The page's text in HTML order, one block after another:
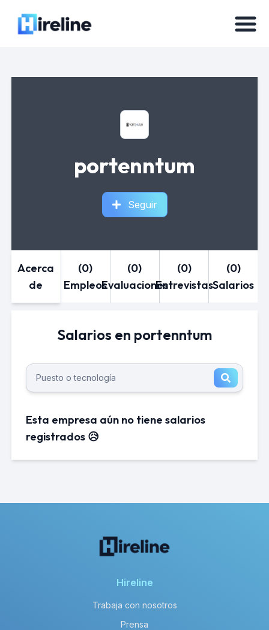
portenntum
Seguir
Acerca
de
(0)
Empleos
(0)
Evaluaciones
(0)
Entrevistas
(0)
Salarios
Salarios en portenntum
Esta empresa aún no tiene salarios
registrados 😥
Hireline
Trabaja con nosotros
Prensa